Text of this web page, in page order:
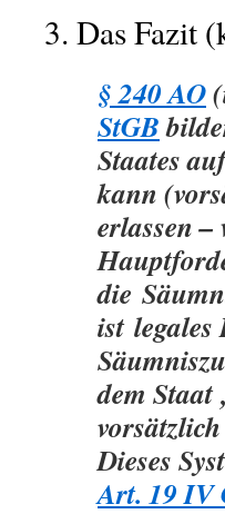
3. Das Fazit
§ 240 AO
StGB
Staates
kann
erlassen
die
ist
dem Staat
Dieses
Art. 19 IV